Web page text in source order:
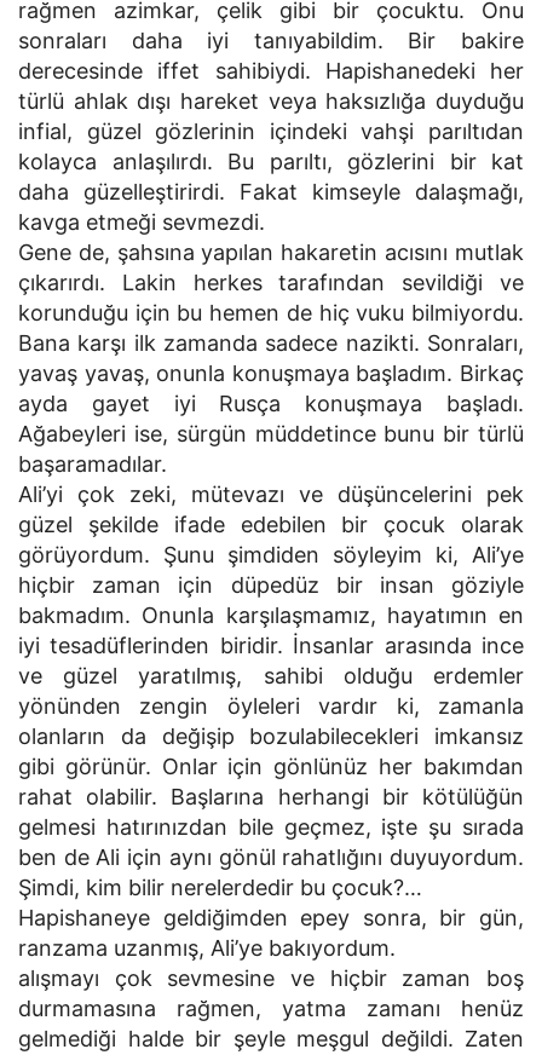
rağmen azimkar, çelik gibi bir çocuktu. Onu
sonraları daha iyi tanıyabildim. Bir bakire
derecesinde iffet sahibiydi. Hapishanedeki her
türlü ahlak dışı hareket veya haksızlığa duyduğu
infial, güzel gözlerinin içindeki vahşi parıltıdan
kolayca anlaşılırdı. Bu parıltı, gözlerini bir kat
daha güzelleştirirdi. Fakat kimseyle dalaşmağı,
kavga etmeği sevmezdi.
Gene de, şahsına yapılan hakaretin acısını mutlak
çıkarırdı. Lakin herkes tarafından sevildiği ve
korunduğu için bu hemen de hiç vuku bilmiyordu.
Bana karşı ilk zamanda sadece nazikti. Sonraları,
yavaş yavaş, onunla konuşmaya başladım. Birkaç
ayda gayet iyi Rusça konuşmaya başladı.
Ağabeyleri ise, sürgün müddetince bunu bir türlü
başaramadılar.
Ali’yi çok zeki, mütevazı ve düşüncelerini pek
güzel şekilde ifade edebilen bir çocuk olarak
görüyordum. Şunu şimdiden söyleyim ki, Ali’ye
hiçbir zaman için düpedüz bir insan göziyle
bakmadım. Onunla karşılaşmamız, hayatımın en
iyi tesadüflerinden biridir. İnsanlar arasında ince
ve güzel yaratılmış, sahibi olduğu erdemler
yönünden zengin öyleleri vardır ki, zamanla
olanların da değişip bozulabilecekleri imkansız
gibi görünür. Onlar için gönlünüz her bakımdan
rahat olabilir. Başlarına herhangi bir kötülüğün
gelmesi hatırınızdan bile geçmez, işte şu sırada
ben de Ali için aynı gönül rahatlığını duyuyordum.
Şimdi, kim bilir nerelerdedir bu çocuk?…
Hapishaneye geldiğimden epey sonra, bir gün,
ranzama uzanmış, Ali’ye bakıyordum.
alışmayı çok sevmesine ve hiçbir zaman boş
durmamasına rağmen, yatma zamanı henüz
gelmediği halde bir şeyle meşgul değildi. Zaten